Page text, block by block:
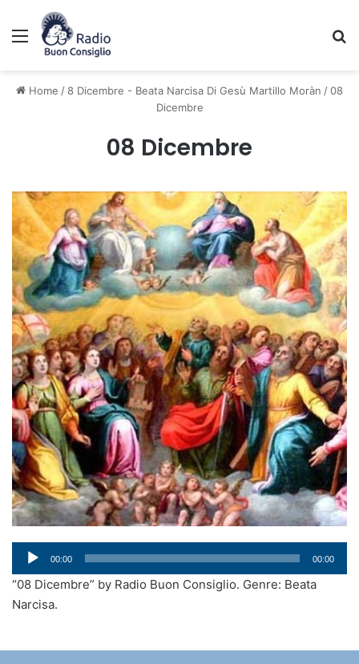
Menu
Home /8 Dicembre - Beata Narcisa Di Gesù Martillo Moràn /08
Dicembre
08 Dicembre
Audio
Player
00:00 00:00
“08 Dicembre” by Radio Buon Consiglio. Genre: Beata
Narcisa.